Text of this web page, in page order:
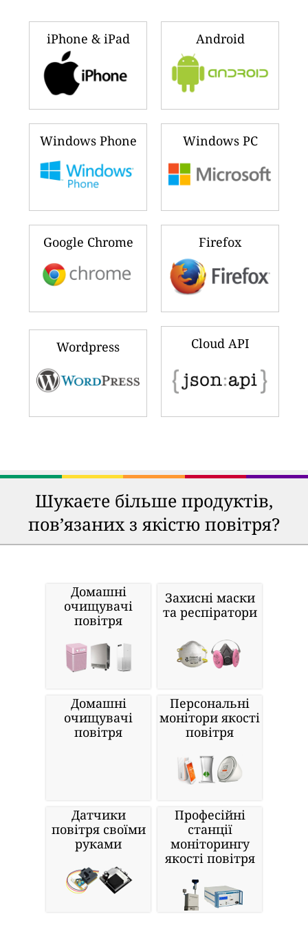
iPhone & iPad Android
Windows Phone Windows PC
Google Chrome Firefox
Wordpress Cloud API
Шукаєте більше продуктів,
пов’язаних з якістю повітря?
Домашні
очищувачі
повітря
Захисні маски
та респіратори
Домашні
очищувачі
повітря
Персональні
монітори якості
повітря
Датчики
повітря своїми
руками
Професійні
станції
моніторингу
якості повітря